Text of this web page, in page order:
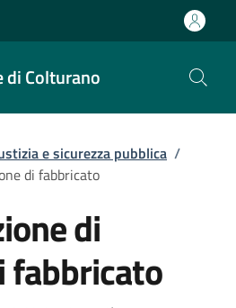
di Colturano
e sicurezza pubblica /
di fabbricato
di
fabbricato